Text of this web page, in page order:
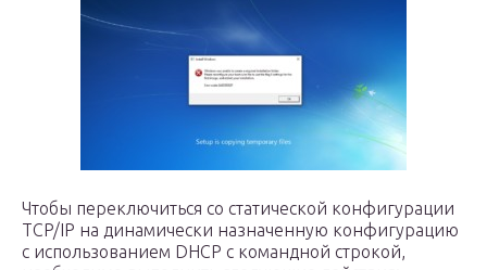
Чтобы переключиться со статической конфигурации
TCP/IP на динамически назначенную конфигурацию
с использованием DHCP с командной строкой,